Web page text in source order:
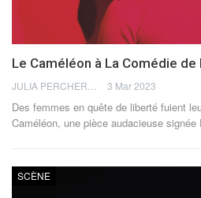
Le Caméléon à La Comédie de
JULIA PERCHERON 3 Mar 2023
Des femmes en quête de liberté fuient
Caméléon, une pièce audacieuse signée
SCÈNE